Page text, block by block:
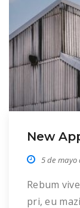
New
5 de mayo
Rebum
pri, eu